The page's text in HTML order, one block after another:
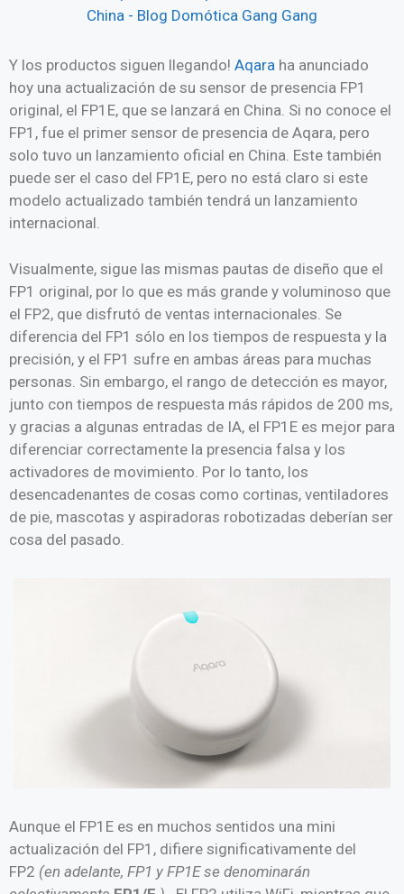
Y los productos siguen llegando! Aqara ha anunciado
hoy una actualización de su sensor de presencia FP1
original, el FP1E, que se lanzará en China. Si no conoce el
FP1, fue el primer sensor de presencia de Aqara, pero
solo tuvo un lanzamiento oficial en China. Este también
puede ser el caso del FP1E, pero no está claro si este
modelo actualizado también tendrá un lanzamiento
internacional.
Visualmente, sigue las mismas pautas de diseño que el
FP1 original, por lo que es más grande y voluminoso que
el FP2, que disfrutó de ventas internacionales. Se
diferencia del FP1 sólo en los tiempos de respuesta y la
precisión, y el FP1 sufre en ambas áreas para muchas
personas. Sin embargo, el rango de detección es mayor,
junto con tiempos de respuesta más rápidos de 200 ms,
y gracias a algunas entradas de IA, el FP1E ​​es mejor para
diferenciar correctamente la presencia falsa y los
activadores de movimiento. Por lo tanto, los
desencadenantes de cosas como cortinas, ventiladores
de pie, mascotas y aspiradoras robotizadas deberían ser
cosa del pasado.
Aunque el FP1E ​​es en muchos sentidos una mini
actualización del FP1, difiere significativamente del
FP2 (en adelante, FP1 y FP1E ​​se denominarán